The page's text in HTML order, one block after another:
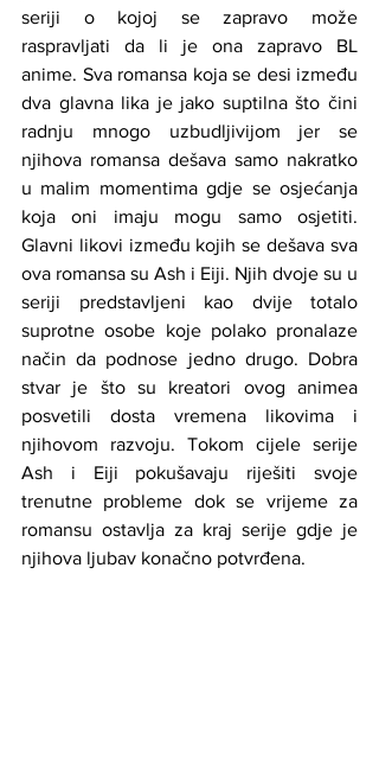
seriji o kojoj se zapravo može
raspravljati da li je ona zapravo BL
anime. Sva romansa koja se desi između
dva glavna lika je jako suptilna što čini
radnju mnogo uzbudljivijom jer se
njihova romansa dešava samo nakratko
u malim momentima gdje se osjećanja
koja oni imaju mogu samo osjetiti.
Glavni likovi između kojih se dešava sva
ova romansa su Ash i Eiji. Njih dvoje su u
seriji predstavljeni kao dvije totalo
suprotne osobe koje polako pronalaze
način da podnose jedno drugo. Dobra
stvar je što su kreatori ovog animea
posvetili dosta vremena likovima i
njihovom razvoju. Tokom cijele serije
Ash i Eiji pokušavaju riješiti svoje
trenutne probleme dok se vrijeme za
romansu ostavlja za kraj serije gdje je
njihova ljubav konačno potvrđena.